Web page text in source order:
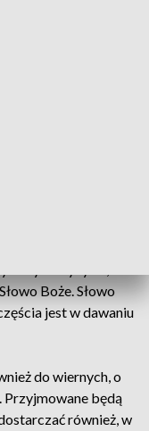
Boże. Słowo
jest w dawaniu
do wiernych, o
będą
również, w